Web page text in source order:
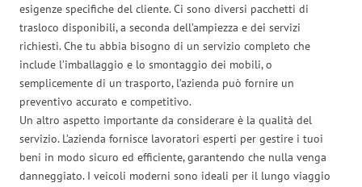
esigenze specifiche del cliente. Ci sono diversi pacchetti di
trasloco disponibili, a seconda dell’ampiezza e dei servizi
richiesti. Che tu abbia bisogno di un servizio completo che
include l’imballaggio e lo smontaggio dei mobili, o
semplicemente di un trasporto, l’azienda può fornire un
preventivo accurato e competitivo.
Un altro aspetto importante da considerare è la qualità del
servizio. L’azienda fornisce lavoratori esperti per gestire i tuoi
beni in modo sicuro ed efficiente, garantendo che nulla venga
danneggiato. I veicoli moderni sono ideali per il lungo viaggio